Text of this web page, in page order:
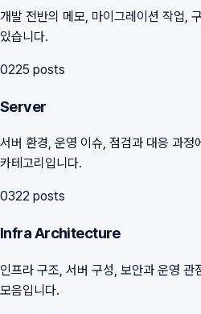
개발 전반의 메모, 마이그레이션 작업,
있습니다.
0225 posts
Server
서버 환경, 운영 이슈, 점검과 대응 과정
카테고리입니다.
0322 posts
Infra Architecture
인프라 구조, 서버 구성, 보안과 운영 관
모음입니다.